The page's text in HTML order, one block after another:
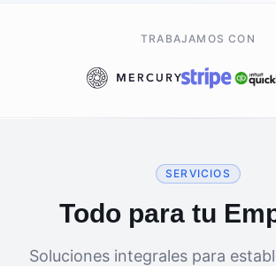
TRABAJAMOS CON
SERVICIOS
Todo para tu
Soluciones integrales para